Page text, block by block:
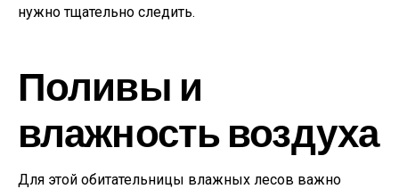
нужно тщательно следить.
Поливы и
влажность воздуха
Для этой обитательницы влажных лесов важно